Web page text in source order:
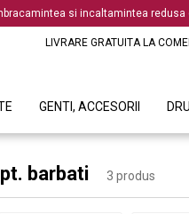
si incaltamintea
LIVRARE GRATUITA LA
GENTI, ACCESORII
barbati 3 produs